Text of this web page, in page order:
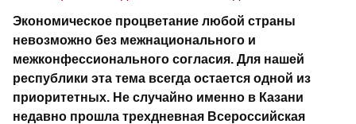
Экономическое процветание любой страны
невозможно без межнационального и
межконфессионального согласия. Для нашей
республики эта тема всегда остается одной из
приоритетных. Не случайно именно в Казани
недавно прошла трехдневная Всероссийская